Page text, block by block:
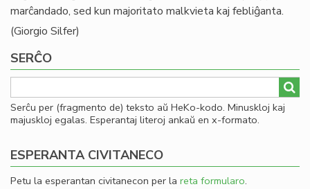
marĉandado, sed kun majoritato malkvieta kaj febliĝanta.
(Giorgio Silfer)
SERĈO
Serĉu per (fragmento de) teksto aŭ HeKo-kodo. Minuskloj kaj
majuskloj egalas. Esperantaj literoj ankaŭ en x-formato.
ESPERANTA CIVITANECO
Petu la esperantan civitanecon per la reta formularo.